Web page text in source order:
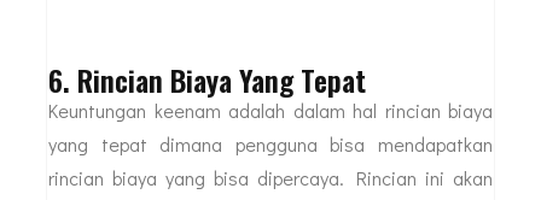
6. Rincian Biaya Yang Tepat
Keuntungan keenam adalah dalam hal rincian biaya
yang tepat dimana pengguna bisa mendapatkan
rincian biaya yang bisa dipercaya. Rincian ini akan